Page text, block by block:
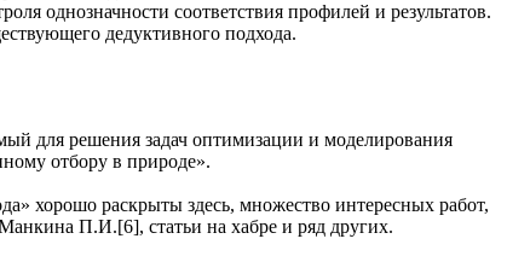
однозначности соответствия профилей и результатов.
дедуктивного подхода.
для решения задач оптимизации и моделирования
отбору в природе».
хорошо раскрыты здесь, множество интересных работ,
П.И.[6], статьи на хабре и ряд других.